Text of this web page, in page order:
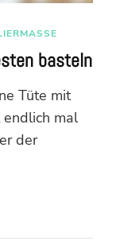
basteln
Tüte mit
mal
der